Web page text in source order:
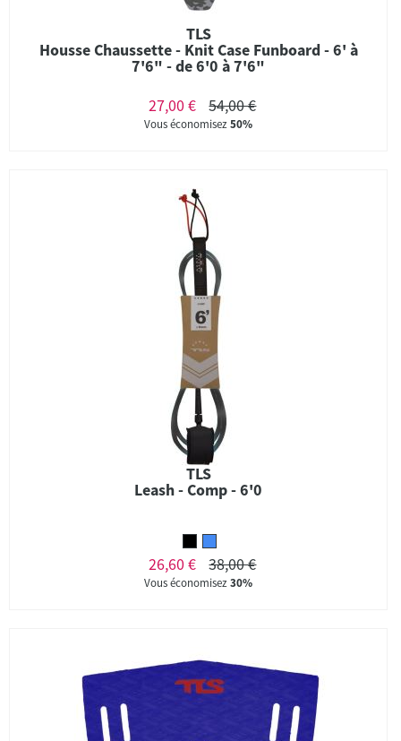
TLS
Housse Chaussette - Knit Case Funboard - 6' à
7'6" - de 6'0 à 7'6"
27,00 €
54,00 €
Vous économisez50%
TLS
Leash - Comp - 6'0
26,60 € 38,00 €
Vous économisez30%